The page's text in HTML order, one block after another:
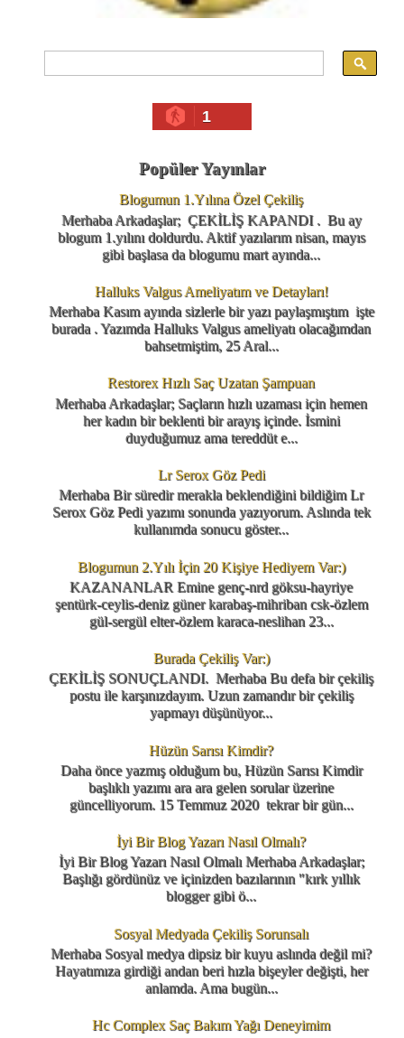
1
Popüler Yayınlar
Blogumun 1.Yılına Özel Çekiliş
Merhaba Arkadaşlar; ÇEKİLİŞ KAPANDI . Bu ay
blogum 1.yılını doldurdu. Aktif yazılarım nisan, mayıs
gibi başlasa da blogumu mart ayında...
Halluks Valgus Ameliyatım ve Detayları!
Merhaba Kasım ayında sizlerle bir yazı paylaşmıştım işte
burada . Yazımda Halluks Valgus ameliyatı olacağımdan
bahsetmiştim, 25 Aral...
Restorex Hızlı Saç Uzatan Şampuan
Merhaba Arkadaşlar; Saçların hızlı uzaması için hemen
her kadın bir beklenti bir arayış içinde. İsmini
duyduğumuz ama tereddüt e...
Lr Serox Göz Pedi
Merhaba Bir süredir merakla beklendiğini bildiğim Lr
Serox Göz Pedi yazımı sonunda yazıyorum. Aslında tek
kullanımda sonucu göster...
Blogumun 2.Yılı İçin 20 Kişiye Hediyem Var:)
KAZANANLAR Emine genç-nrd göksu-hayriye
şentürk-ceylis-deniz güner karabaş-mihriban csk-özlem
gül-sergül elter-özlem karaca-neslihan 23...
Burada Çekiliş Var:)
ÇEKİLİŞ SONUÇLANDI. Merhaba Bu defa bir çekiliş
postu ile karşınızdayım. Uzun zamandır bir çekiliş
yapmayı düşünüyor...
Hüzün Sarısı Kimdir?
Daha önce yazmış olduğum bu, Hüzün Sarısı Kimdir
başlıklı yazımı ara ara gelen sorular üzerine
güncelliyorum. 15 Temmuz 2020 tekrar bir gün...
İyi Bir Blog Yazarı Nasıl Olmalı?
İyi Bir Blog Yazarı Nasıl Olmalı Merhaba Arkadaşlar;
Başlığı gördünüz ve içinizden bazılarının "kırk yıllık
blogger gibi ö...
Sosyal Medyada Çekiliş Sorunsalı
Merhaba Sosyal medya dipsiz bir kuyu aslında değil mi?
Hayatımıza girdiği andan beri hızla bişeyler değişti, her
anlamda. Ama bugün...
Hc Complex Saç Bakım Yağı Deneyimim